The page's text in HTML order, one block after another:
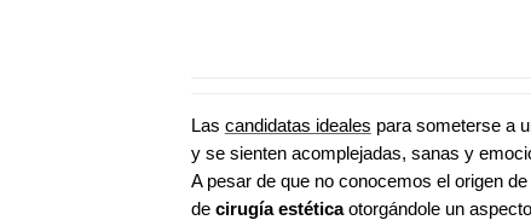
Las candidatas ideales para someterse a
y se sienten acomplejadas, sanas y
A pesar de que no conocemos el origende
de cirugía estéticaotorgándole un